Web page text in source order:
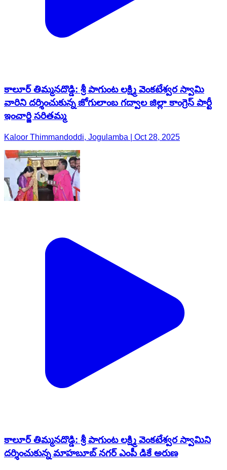
కాలూర్ తిమ్మనదొడ్డి: శ్రీ పాగుంట లక్ష్మి వెంకటేశ్వర స్వామి
వారిని దర్శించుకున్న జోగులాంబ గద్వాల జిల్లా కాంగ్రెస్ పార్టీ
ఇంచార్జి సరితమ్మ
Kaloor Thimmandoddi, Jogulamba | Oct 28, 2025
కాలూర్ తిమ్మనదొడ్డి: శ్రీ పాగుంట లక్ష్మి వెంకటేశ్వర స్వామిని
దర్శించుకున్న మాహబూబ్ నగర్ ఎంపీ డికే అరుణ